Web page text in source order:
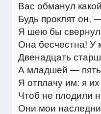
Вас обманул
Будь проклят он,
Я шею бы свернул
Она бесчестна! У
Двенадцать
А младшей —
Я отплачу им: я их
Чтоб не плодили
Они мои